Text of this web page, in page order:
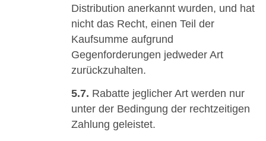
Distribution anerkannt wurden, und hat
nicht das Recht, einen Teil der
Kaufsumme aufgrund
Gegenforderungen jedweder Art
zurückzuhalten.
5.7. Rabatte jeglicher Art werden nur
unter der Bedingung der rechtzeitigen
Zahlung geleistet.